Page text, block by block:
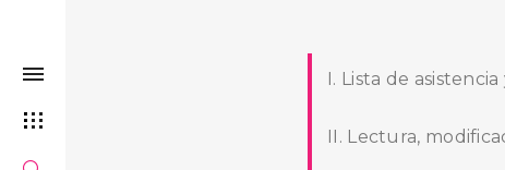
I. Lista de
II. Lectura,